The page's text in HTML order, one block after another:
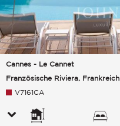
Cannes - Le Cannet
Französische Riviera, Frankreich
V7161CA